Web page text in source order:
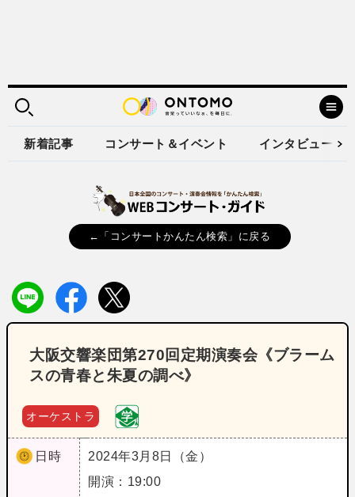
新着記事 コンサート＆イベント インタビュー
←「コンサートかんたん検索」に戻る
大阪交響楽団第270回定期演奏会《ブラーム
スの青春と朱夏の調べ》
オーケストラ
日時
2024年3月8日（金）
開演：19:00